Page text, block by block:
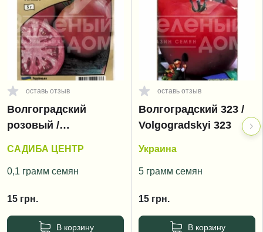
оставь отзыв
Волгоградский
розовый /
САДИБА ЦЕНТР
0,1 грамм семян
15 грн.
В корзину
оставь отзыв
Волгоградский 323 /
Volgogradskyi 323
Украина
5 грамм семян
15 грн.
В корзину